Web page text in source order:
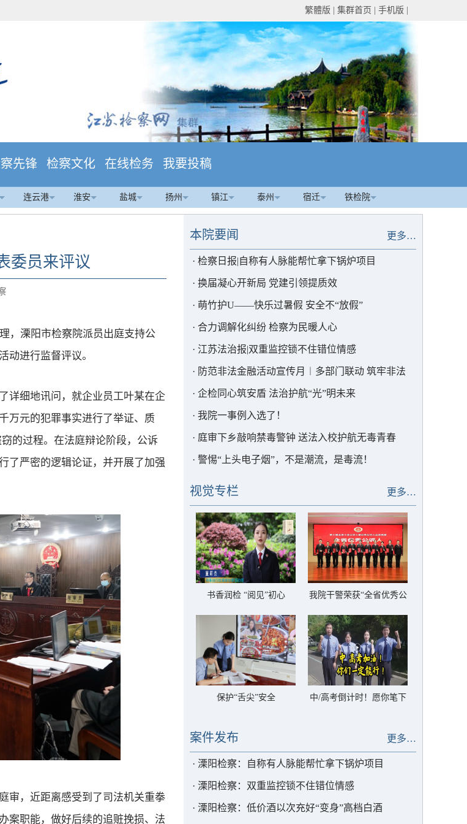
繁體版 集群首页 手机版
先锋 检察文化 在线检务 我要投稿
连云港 淮安 盐城 扬州 镇江 泰州 宿迁 铁检院
委员来评议
溧阳市检察院派员出庭支持公
动进行监督评议。
细地讯问，就企业员工叶某在企
万元的犯罪事实进行了举证、质
的过程。在法庭辩论阶段，公诉
了严密的逻辑论证，并开展了加强
，近距离感受到了司法机关重拳
案职能，做好后续的追赃挽损、法
更多…
本院要闻
· 检察日报|自称有人脉能帮忙拿下锅炉项目
· 换届凝心开新局 党建引领提质效
· 萌竹护U——快乐过暑假 安全不“放假”
· 合力调解化纠纷 检察为民暖人心
· 江苏法治报|双重监控锁不住错位情感
· 防范非法金融活动宣传月︱多部门联动 筑牢非法
集资“防护墙”
· 企检同心筑安盾 法治护航“光”明未来
· 我院一事例入选了！
· 庭审下乡敲响禁毒警钟 送法入校护航无毒青春
· 警惕“上头电子烟”，不是潮流，是毒流！
更多…
视觉专栏
书香润检 “阅见”初心
我院干警荣获“全省优秀公
保护“舌尖”安全
中/高考倒计时！愿你笔下
更多…
案件发布
· 溧阳检察：自称有人脉能帮忙拿下锅炉项目
· 溧阳检察：双重监控锁不住错位情感
· 溧阳检察：低价酒以次充好“变身”高档白酒